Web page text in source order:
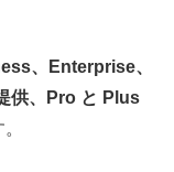
、Enterprise、
供、Pro と Plus